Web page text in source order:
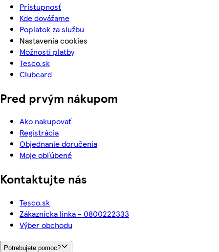
Prístupnosť
Kde dovážame
Poplatok za službu
Nastavenia cookies
Možnosti platby
Tesco.sk
Clubcard
Pred prvým nákupom
Ako nakupovať
Registrácia
Objednanie doručenia
Moje obľúbené
Kontaktujte nás
Tesco.sk
Zákaznícka linka - 0800222333
Výber obchodu
Potrebujete pomoc?